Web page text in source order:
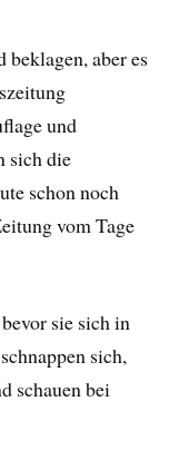
beklagen, aber es
und
sich die
schon noch
vom Tage
sie sich in
sich,
schauen bei